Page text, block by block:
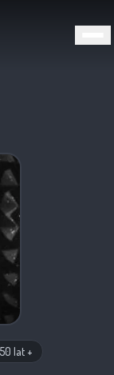
50 lat +